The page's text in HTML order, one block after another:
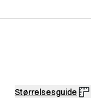
Størrelsesguide